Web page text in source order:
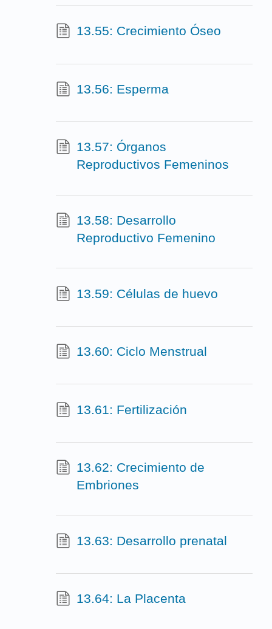
13.55: Crecimiento Óseo
13.56: Esperma
13.57: Órganos
Reproductivos Femeninos
13.58: Desarrollo
Reproductivo Femenino
13.59: Células de huevo
13.60: Ciclo Menstrual
13.61: Fertilización
13.62: Crecimiento de
Embriones
13.63: Desarrollo prenatal
13.64: La Placenta